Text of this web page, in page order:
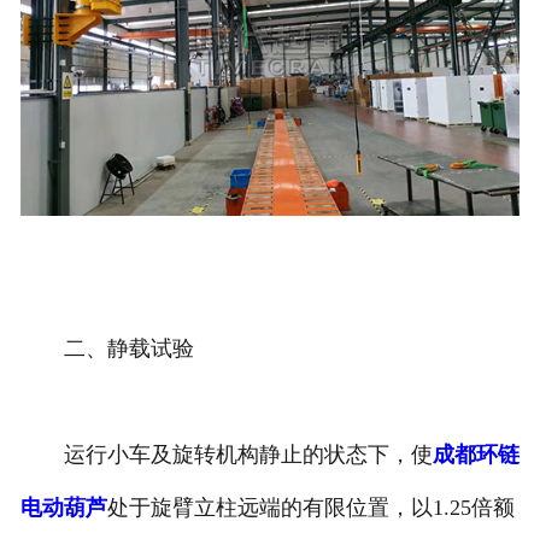
二、静载试验
运行小车及旋转机构静止的状态下，使成都环链
电动葫芦处于旋臂立柱远端的有限位置，以1.25倍额